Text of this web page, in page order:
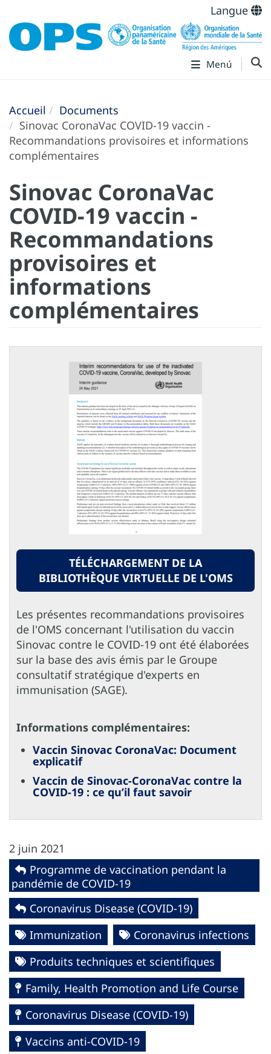
Langue
Menú
Accueil
Documents
Sinovac CoronaVac COVID-19 vaccin -
Recommandations provisoires et informations
complémentaires
Sinovac CoronaVac
COVID-19 vaccin -
Recommandations
provisoires et
informations
complémentaires
TÉLÉCHARGEMENT DE LA
BIBLIOTHÈQUE VIRTUELLE DE L'OMS
Les présentes recommandations provisoires
de l'OMS concernant l'utilisation du vaccin
Sinovac contre le COVID-19 ont été élaborées
sur la base des avis émis par le Groupe
consultatif stratégique d'experts en
immunisation (SAGE).
Informations complémentaires:
Vaccin Sinovac CoronaVac: Document
explicatif
Vaccin de Sinovac-CoronaVac contre la
COVID-19 : ce qu’il faut savoir
2 juin 2021
Programme de vaccination pendant la
pandémie de COVID-19
Coronavirus Disease (COVID-19)
Immunization
Coronavirus infections
Produits techniques et scientifiques
Family, Health Promotion and Life Course
Coronavirus Disease (COVID-19)
Vaccins anti-COVID-19